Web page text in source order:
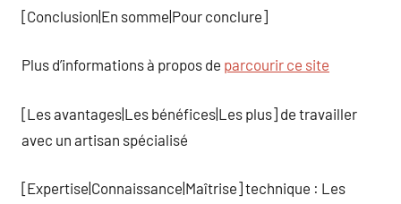
[Conclusion|En somme|Pour conclure]
Plus d’informations à propos de parcourir ce site
[Les avantages|Les bénéfices|Les plus] de travailler
avec un artisan spécialisé
[Expertise|Connaissance|Maîtrise] technique : Les